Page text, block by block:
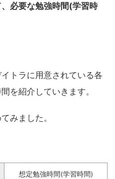
必要な勉強時間(学習時
トラに用意されている各
を紹介していきます。
みました。
想定勉強時間(学習時間)